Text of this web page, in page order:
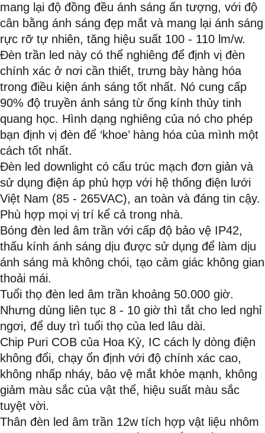
mang lại độ đồng đều ánh sáng ấn tượng, với độ
cân bằng ánh sáng đẹp mắt và mang lại ánh sáng
rực rỡ tự nhiên, tăng hiệu suất 100 - 110 lm/w.
Đèn trần led này có thể nghiêng để định vị đèn
chính xác ở nơi cần thiết, trưng bày hàng hóa
trong điều kiện ánh sáng tốt nhất. Nó cung cấp
90% độ truyền ánh sáng từ ống kính thủy tinh
quang học. Hình dạng nghiêng của nó cho phép
bạn định vị đèn để ‘khoe’ hàng hóa của mình một
cách tốt nhất.
Đèn led downlight có cấu trúc mạch đơn giản và
sử dụng điện áp phù hợp với hệ thống điện lưới
Việt Nam (85 - 265VAC), an toàn và đáng tin cậy.
Phù hợp mọi vị trí kể cả trong nhà.
Bóng đèn led âm trần với cấp độ bảo vệ IP42,
thấu kính ánh sáng dịu được sử dụng để làm dịu
ánh sáng mà không chói, tạo cảm giác không gian
thoải mái.
Tuổi thọ đèn led âm trần khoảng 50.000 giờ.
Nhưng dùng liên tục 8 - 10 giờ thì tắt cho led nghỉ
ngơi, để duy trì tuổi thọ của led lâu dài.
Chip Puri COB của Hoa Kỳ, IC cách ly dòng điện
không đổi, chạy ổn định với độ chính xác cao,
không nhấp nháy, bảo vệ mắt khỏe mạnh, không
giảm màu sắc của vật thể, hiệu suất màu sắc
tuyệt vời.
Thân đèn led âm trần 12w tích hợp vật liệu nhôm